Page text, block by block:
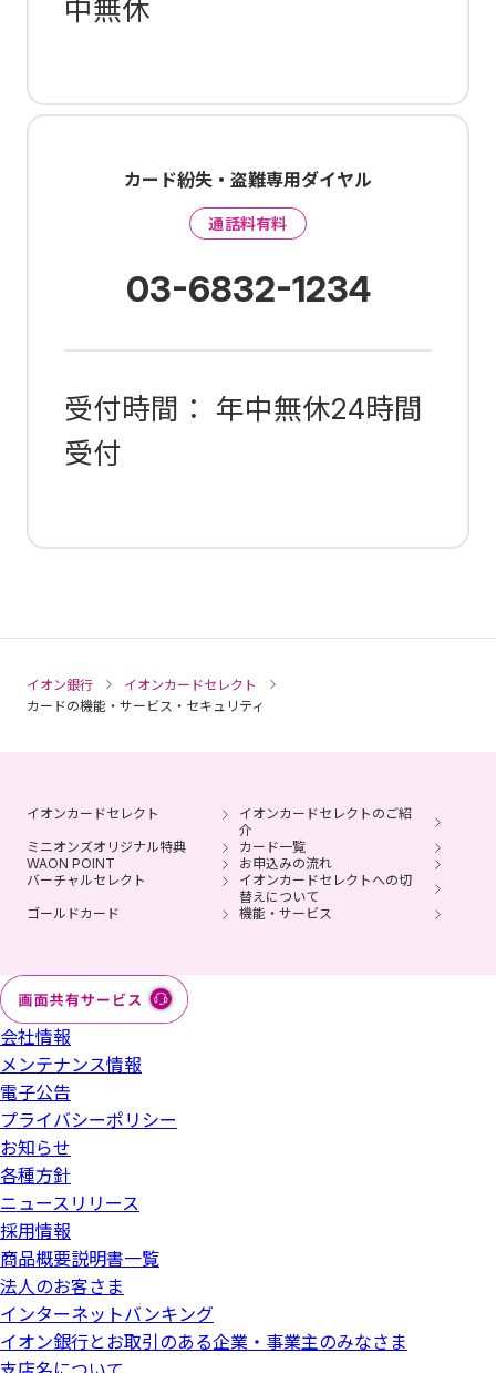
中無休
カード紛失・盗難専用ダイヤル
通話料有料
03-6832-1234
受付時間： 年中無休24時間
受付
イオン銀行
イオンカードセレクト
カードの機能・サービス・セキュリティ
イオンカードセレクト
イオンカードセレクトのご紹
介
ミニオンズオリジナル特典
カード一覧
WAON POINT
お申込みの流れ
バーチャルセレクト
イオンカードセレクトへの切
替えについて
ゴールドカード
機能・サービス
会社情報
メンテナンス情報
電子公告
プライバシーポリシー
お知らせ
各種方針
ニュースリリース
採用情報
商品概要説明書一覧
法人のお客さま
インターネットバンキング
イオン銀行とお取引のある企業・事業主のみなさま